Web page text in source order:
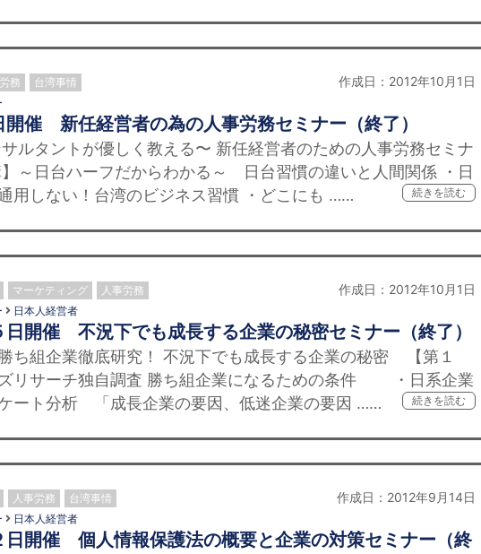
務 台湾事情 作成日：2012年10月1日
開催 新任経営者の為の人事労務セミナー（終了）
ルタントが優しく教える〜 新任経営者のための人事労務セミナ
～日台ハーフだからわかる～ 日台習慣の違いと人間関係 ・日
用しない！台湾のビジネス習慣 ・どこにも ……
続きを読む
マーケティング 人事労務 作成日：2012年10月1日
日本人経営者
日開催 不況下でも成長する企業の秘密セミナー（終了）
ち組企業徹底研究！ 不況下でも成長する企業の秘密 【第１
リサーチ独自調査 勝ち組企業になるための条件 ・日系企業
ート分析 「成長企業の要因、低迷企業の要因 ……
続きを読む
人事労務 台湾事情 作成日：2012年9月14日
日本人経営者
日開催 個人情報保護法の概要と企業の対策セミナー（終